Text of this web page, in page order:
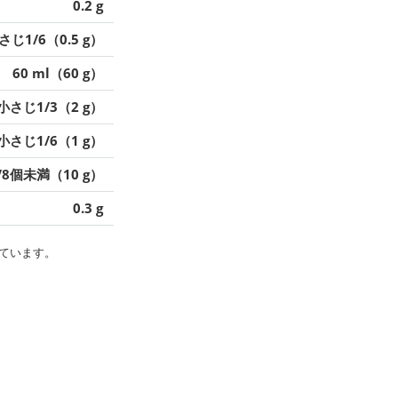
0.2 g
じ1/6（0.5 g）
60 ml（60 g）
さじ1/3（2 g）
さじ1/6（1 g）
個未満（10 g）
0.3 g
ます。